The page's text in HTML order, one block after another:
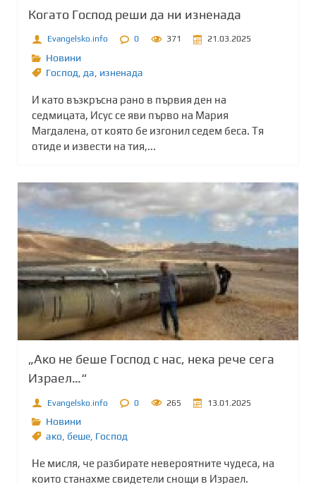
Когато Господ реши да ни изненада
Evangelsko.info 0 371 21.03.2025
Новини
Господ да изненада
И като възкръсна рано в първия ден на
седмицата, Исус се яви първо на Мария
Магдалена, от която бе изгонил седем беса. Тя
отиде и извести на тия,...
„Ако не беше Господ с нас, нека рече сега
Израел…“
Evangelsko.info 0 265 13.01.2025
Новини
ако, беше, Господ
Не мисля, че разбирате невероятните чудеса, на
които станахме свидетели снощи в Израел.